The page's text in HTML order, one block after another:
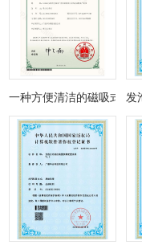
一种方便清洁的磁吸式汽发